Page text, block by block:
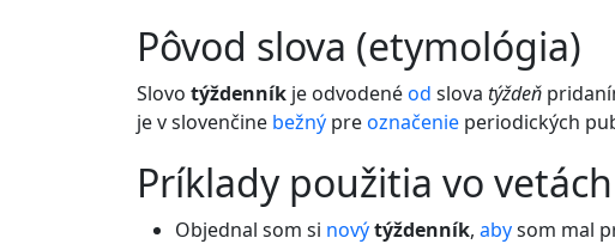
pôvod slova (etymológia)
Slovo týždenník je odvodenéod slova týždeň
je v slovenčine bežný preoznačenie periodických
príklady použitia vo vetách
Objednal som si novýtýždenník, abysom mal